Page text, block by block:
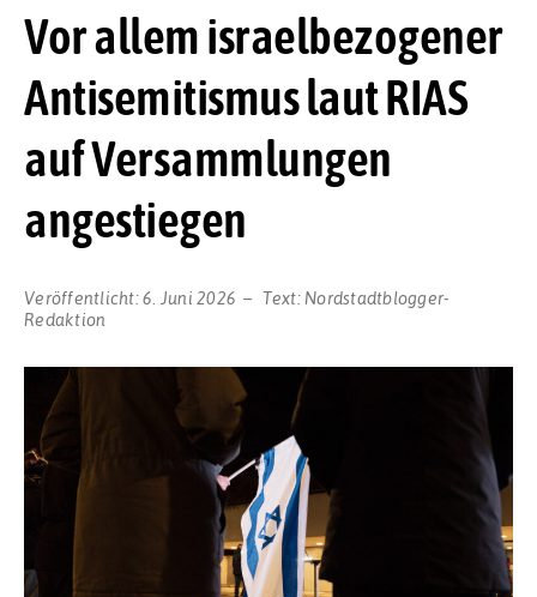
Vor allem israelbezogener
Antisemitismus laut RIAS
auf Versammlungen
angestiegen
Veröffentlicht:6. Juni 2026 Text: Nordstadtblogger-
Redaktion